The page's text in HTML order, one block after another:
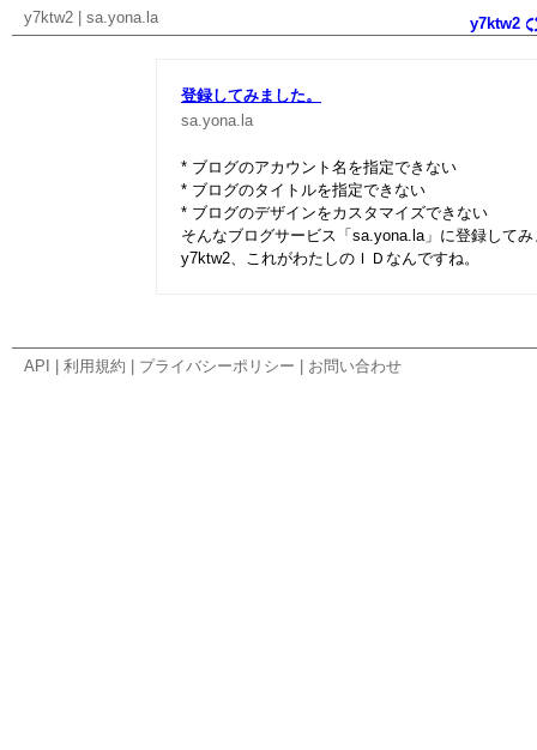
y7ktw2 sa.yona.la y7ktw2
登録してみました。
sa.yona.la
* ブログのアカウント名を指定できない
* ブログのタイトルを指定できない
* ブログのデザインをカスタマイズできない
そんなブログサービス「sa.yona.la」に登録して
y7ktw2、これがわたしのＩＤなんですね。
API 利用規約 プライバシーポリシー お問い合わせ